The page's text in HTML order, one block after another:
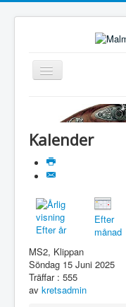
Toggle
Navigation
Klubblista
Program
Utbildning
Nyheter
Utmärkelser
Dokument
Kalender
Efter år
Efter
månad
MS2, Klippan
Söndag 15 Juni 2025
Träffar: 555
av kretsadmin